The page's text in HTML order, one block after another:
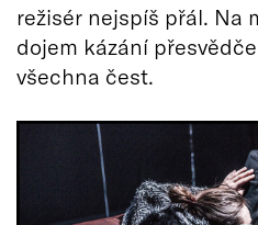
režisér nejspíš přál. Na
dojem kázání
všechna čest.